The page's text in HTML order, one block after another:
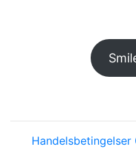
Handelsbetingelser